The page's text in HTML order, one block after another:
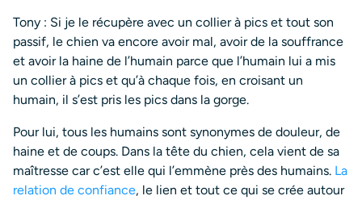
Tony : Si je le récupère avec un collier à pics et tout son
passif, le chien va encore avoir mal, avoir de la souffrance
et avoir la haine de l’humain parce que l’humain lui a mis
un collier à pics et qu’à chaque fois, en croisant un
humain, il s’est pris les pics dans la gorge.
Pour lui, tous les humains sont synonymes de douleur, de
haine et de coups. Dans la tête du chien, cela vient de sa
maîtresse car c’est elle qui l’emmène près des humains. La
relation de confiance, le lien et tout ce qui se crée autour